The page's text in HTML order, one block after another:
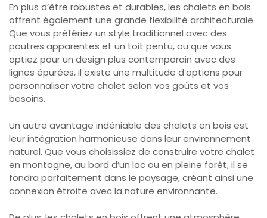
En plus d’être robustes et durables, les chalets en bois
offrent également une grande flexibilité architecturale.
Que vous préfériez un style traditionnel avec des
poutres apparentes et un toit pentu, ou que vous
optiez pour un design plus contemporain avec des
lignes épurées, il existe une multitude d’options pour
personnaliser votre chalet selon vos goûts et vos
besoins.
Un autre avantage indéniable des chalets en bois est
leur intégration harmonieuse dans leur environnement
naturel. Que vous choisissiez de construire votre chalet
en montagne, au bord d’un lac ou en pleine forêt, il se
fondra parfaitement dans le paysage, créant ainsi une
connexion étroite avec la nature environnante.